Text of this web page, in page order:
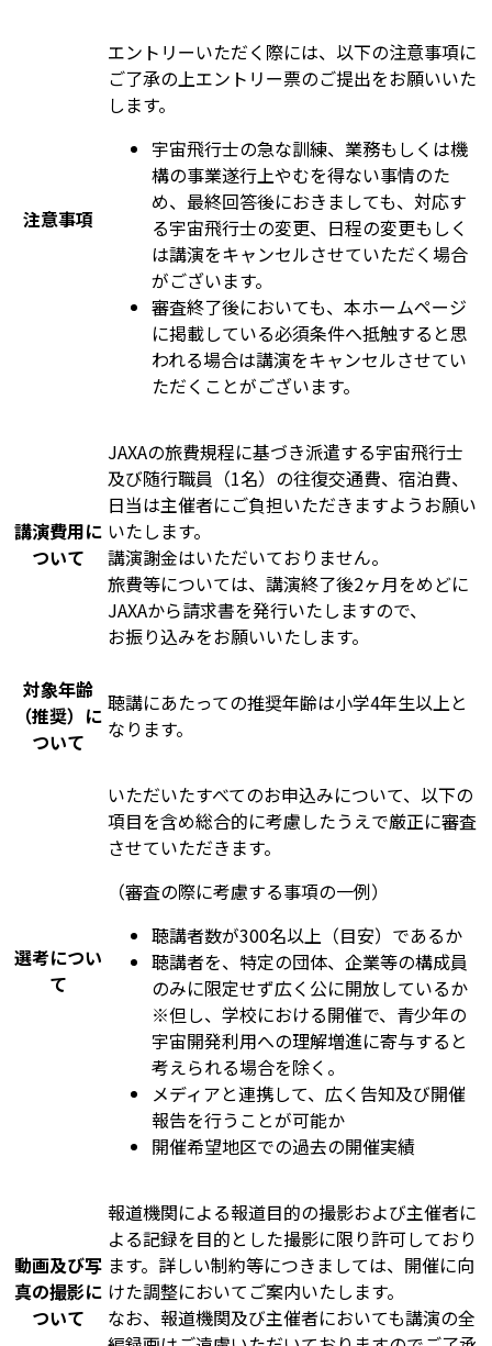
注意事項
エントリーいただく際には、以下の注意事項に
ご了承の上エントリー票のご提出をお願いいた
します。
宇宙飛行士の急な訓練、業務もしくは機
構の事業遂行上やむを得ない事情のた
め、最終回答後におきましても、対応す
る宇宙飛行士の変更、日程の変更もしく
は講演をキャンセルさせていただく場合
がございます。
審査終了後においても、本ホームページ
に掲載している必須条件へ抵触すると思
われる場合は講演をキャンセルさせてい
ただくことがございます。
講演費用に
ついて
JAXAの旅費規程に基づき派遣する宇宙飛行士
及び随行職員（1名）の往復交通費、宿泊費、
日当は主催者にご負担いただきますようお願い
いたします。
講演謝金はいただいておりません。
旅費等については、講演終了後2ヶ月をめどに
JAXAから請求書を発行いたしますので、
お振り込みをお願いいたします。
対象年齢
（推奨）に
ついて
聴講にあたっての推奨年齢は小学4年生以上と
なります。
選考につい
て
いただいたすべてのお申込みについて、以下の
項目を含め総合的に考慮したうえで厳正に審査
させていただきます。
（審査の際に考慮する事項の一例）
聴講者数が300名以上（目安）であるか
聴講者を、特定の団体、企業等の構成員
のみに限定せず広く公に開放しているか
※但し、学校における開催で、青少年の
宇宙開発利用への理解増進に寄与すると
考えられる場合を除く。
メディアと連携して、広く告知及び開催
報告を行うことが可能か
開催希望地区での過去の開催実績
動画及び写
真の撮影に
ついて
報道機関による報道目的の撮影および主催者に
よる記録を目的とした撮影に限り許可しており
ます。詳しい制約等につきましては、開催に向
けた調整においてご案内いたします。
なお、報道機関及び主催者においても講演の全